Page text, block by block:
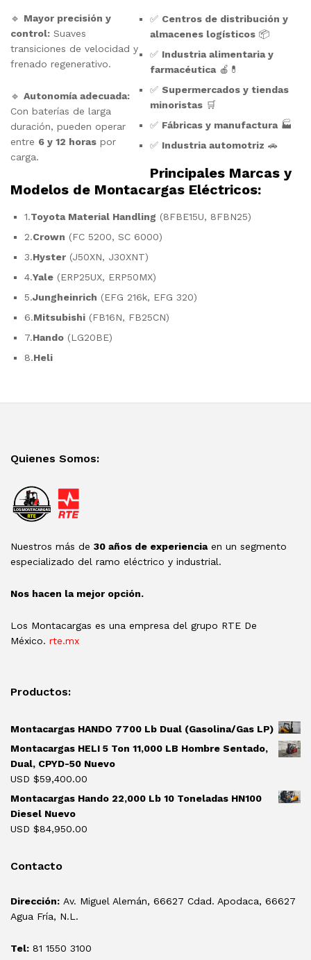
🔹 Mayor precisión y
control: Suaves
transiciones de velocidad y
frenado regenerativo.
🔹 Autonomía adecuada:
Con baterías de larga
duración, pueden operar
entre 6 y 12 horas por
carga.
✅ Centros de distribución y
almacenes logísticos📦
✅ Industria alimentaria y
farmacéutica🍎💊
✅ Supermercados y tiendas
minoristas🛒
✅ Fábricas y manufactura🏭
✅ Industria automotriz 🚗
Principales Marcas y
Modelos de Montacargas Eléctricos:
1.Toyota Material Handling (8FBE15U, 8FBN25)
2.Crown (FC 5200, SC 6000)
3.Hyster (J50XN, J30XNT)
4.Yale (ERP25UX, ERP50MX)
5.Jungheinrich (EFG 216k, EFG 320)
6.Mitsubishi (FB16N, FB25CN)
7.Hando (LG20BE)
8.Heli
Quienes Somos:
Nuestros más de 30 años de experienciaen un segmento
especializado del ramo eléctrico y industrial.
Nos hacen la mejor opción.
Los Montacargas es una empresa del grupo RTE De
México. rte.mx
Productos:
Montacargas HANDO 7700 Lb Dual (Gasolina/Gas LP)
Montacargas HELI 5 Ton 11,000 LB Hombre Sentado,
Dual, CPYD-50 Nuevo
USD $59,400.00
Montacargas Hando 22,000 Lb 10 Toneladas HN100
Diesel Nuevo
USD $84,950.00
Contacto
Dirección: Av. Miguel Alemán, 66627 Cdad. Apodaca, 66627
Agua Fría, N.L.
Tel: 81 1550 3100